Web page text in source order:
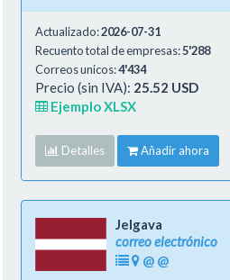
Actualizado:2026-07-31
Recuento total de empresas:5'288
Correos unicos:4'434
Precio (sin IVA): 25.52 USD
Ejemplo XLSX
Detalles Añadir ahora
Jelgava
correo electrónico
@ @